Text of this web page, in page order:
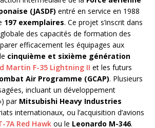
(JASDF) entré en service en 1988
197 exemplaires. Ce projet s’inscrit dans
des capacités de formation des
efficacement les équipages aux
cinquième et sixième génération
Martin F-35 Lightning II et les futurs
Air Programme (GCAP). Plusieurs
incluant un développement
par Mitsubishi Heavy Industries
internationaux, ou l’acquisition d’avions
7A Red Hawk ou le Leonardo M-346.